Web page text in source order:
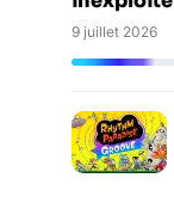
9 juillet 2026